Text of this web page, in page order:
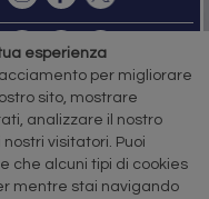
di Brescia n. 11/2004 del 17
esperienza
per migliorare
sito, mostrare
analizzare il nostro
visitatori. Puoi
che alcuni tipi di cookies
mentre stai navigando